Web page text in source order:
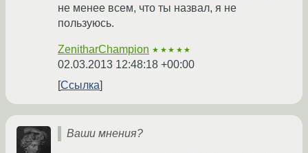
не менее всем, что ты назвал, я не
пользуюсь.
ZenitharChampion ★★★★★
02.03.2013 12:48:18 +00:00
Ссылка
Ваши мнения?